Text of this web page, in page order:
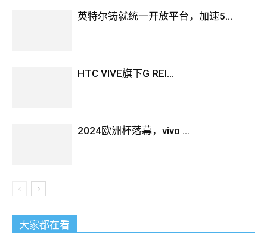
英特尔铸就统一开放平台，加速5...
HTC VIVE旗下G REI...
2024欧洲杯落幕，vivo ...
大家都在看